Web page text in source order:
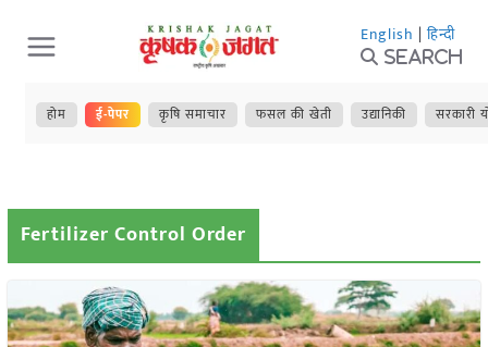
Skip
to
content
English | हिन्दी
Search
होम ई-पेपर कृषि समाचार फसल की खेती उद्यानिकी सरकारी
Fertilizer Control Order